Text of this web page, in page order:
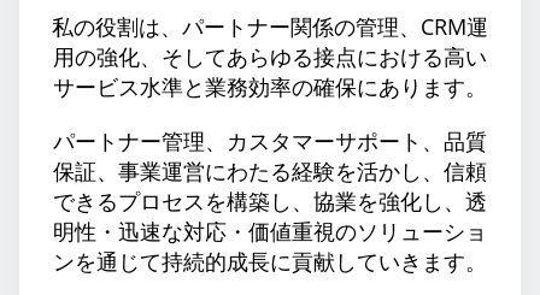
私の役割は、パートナー関係の管理、CRM運
用の強化、そしてあらゆる接点における高い
サービス水準と業務効率の確保にあります。
パートナー管理、カスタマーサポート、品質
保証、事業運営にわたる経験を活かし、信頼
できるプロセスを構築し、協業を強化し、透
明性・迅速な対応・価値重視のソリューショ
ンを通じて持続的成長に貢献していきます。